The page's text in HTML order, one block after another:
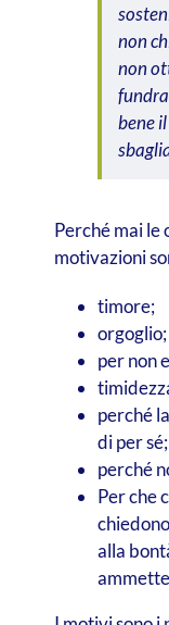
non
non
bene
Perché mai le
motivazioni
timore;
orgoglio;
per non
perché
di per sé;
perché
Per che
alla